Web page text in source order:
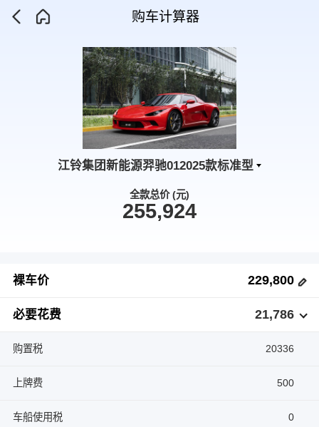
购车计算器
江铃集团新能源羿驰012025款标准型
全款总价 (元)
255,924
裸车价 229,800
必要花费 21,786
购置税 20336
上牌费 500
车船使用税 0